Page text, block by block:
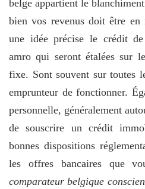
belge appartient le
bien vos revenus doit être en
une idée précise le crédit
amro qui seront étalées sur
fixe. Sont souvent sur toutes
emprunteur de fonctionner.
personnelle, généralement
de souscrire un crédit
bonnes dispositions
les offres bancaires que
comparateur belgique